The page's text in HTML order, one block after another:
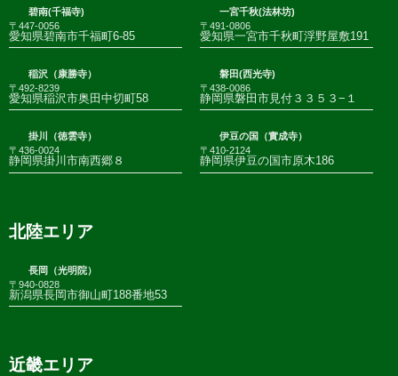
碧南(千福寺)
〒447-0056
愛知県碧南市千福町6-85
一宮千秋(法林坊)
〒491-0806
愛知県一宮市千秋町浮野屋敷191
稲沢（康勝寺）
〒492-8239
愛知県稲沢市奥田中切町58
磐田(西光寺)
〒438-0086
静岡県磐田市見付３３５３−１
掛川（徳雲寺）
〒436-0024
静岡県掛川市南西郷８
伊豆の国（實成寺）
〒410-2124
静岡県伊豆の国市原木186
北陸エリア
長岡（光明院）
〒940-0828
新潟県長岡市御山町188番地53
近畿エリア